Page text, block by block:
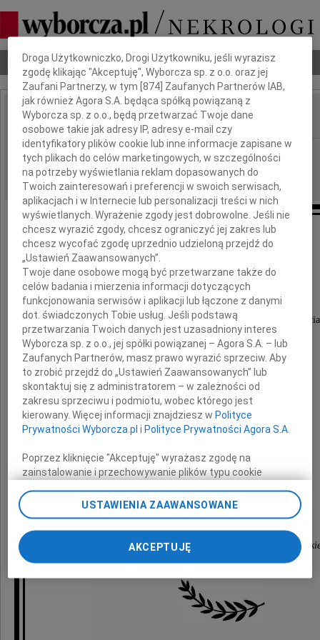
Nekrologi Odeszli Poradnik pogrzebowy
IMIĘ I NAZWISKO:
REGION: Warszawa
DATA EMISJI: 28.05.2026
Robertowi Hessowi
wyrazy głębokiego współczucia i słowa wsparcia
w trudnych chwilach po śmierci
Mamy
składają
Rektor, Prezydent i Założyciel
oraz cała społeczność akademicka Uczelni
Dbamy o Twoją prywatność
Droga Użytkowniczko, Drogi Użytkowniku, jeśli wyrazisz
zgodę klikając "Akceptuję", Wyborcza sp. z o.o. oraz jej
Zaufani Partnerzy, w tym [874 ] Zaufanych Partnerów IAB,
jak również Agora S.A. będąca spółką powiązaną z
Wyborcza sp. z o.o., będą przetwarzać Twoje dane
osobowe takie jak adresy IP, adresy e-mail czy
identyfikatory plików cookie lub inne informacje zapisane w
tych plikach do celów marketingowych, w szczególności
na potrzeby wyświetlania reklam dopasowanych do
Twoich zainteresowań i preferencji w swoich serwisach,
aplikacjach i w Internecie lub personalizacji treści w nich
wyświetlanych. Wyrażenie zgody jest dobrowolne. Jeśli nie
chcesz wyrazić zgody, chcesz ograniczyć jej zakres lub
chcesz wycofać zgodę uprzednio udzieloną przejdź do
„Ustawień Zaawansowanych”.
Twoje dane osobowe mogą być przetwarzane także do
celów badania i mierzenia informacji dotyczących
funkcjonowania serwisów i aplikacji lub łączone z danymi
dot. świadczonych Tobie usług. Jeśli podstawą
przetwarzania Twoich danych jest uzasadniony interes
Wyborcza sp. z o.o., jej spółki powiązanej – Agora S.A. – lub
Zaufanych Partnerów, masz prawo wyrazić sprzeciw. Aby
to zrobić przejdź do „Ustawień Zaawansowanych” lub
skontaktuj się z administratorem – w zależności od
zakresu sprzeciwu i podmiotu, wobec którego jest
kierowany. Więcej informacji znajdziesz w Polityce
Prywatności Wyborcza.pl i Polityce Prywatności Agora S.A.
Poprzez kliknięcie "Akceptuję" wyrażasz zgodę na
zainstalowanie i przechowywanie plików typu cookie
na Twoim urządzeniu końcowym. Możesz też w każdej
chwili zmienić swoje preferencje dot. plików cookie,
ponownie wywołując narzędzie do zarządzania Twoimi
preferencjami dot. przetwarzania danych poprzez
odnośnik „Ustawienia prywatności” w stopce serwisu i
Zmiana ustawień plików cookie możliwa jest także za
USTAWIENIA ZAAWANSOWANE
AKCEPTUJĘ